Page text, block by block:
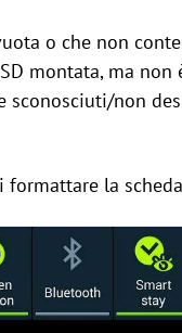
o che non
montata, ma
non
la